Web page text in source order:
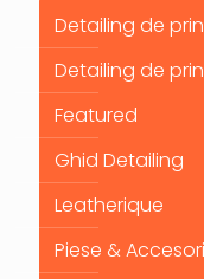
Detailing de
Detailing de
Featured
Ghid Detailing
Leatherique
Piese &